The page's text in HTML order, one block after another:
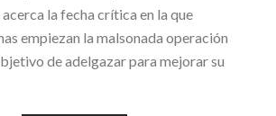
acerca la fecha crítica en la que
empiezan la malsonada operación
de adelgazar para mejorar su